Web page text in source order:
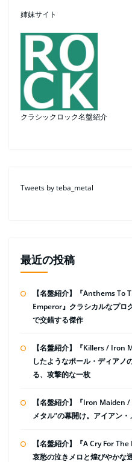
姉妹サイト
クラシックロック名盤紹介
Tweets by teba_metal
最近の投稿
【名盤紹介】『Anthems To
Emperor』クラシカルなプロ
で交錯する傑作
【名盤紹介】『Killers / Iron
したようなポール・ディアノ
る、攻撃的な一枚
【名盤紹介】『Iron Maiden
メタル”の幕開け。アイアン
【名盤紹介】『A Cry For
哀愁の泣きメロと煌びやかな